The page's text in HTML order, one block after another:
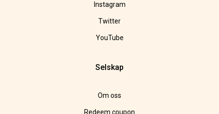
Instagram
Twitter
YouTube
Selskap
Om oss
Redeem coupon